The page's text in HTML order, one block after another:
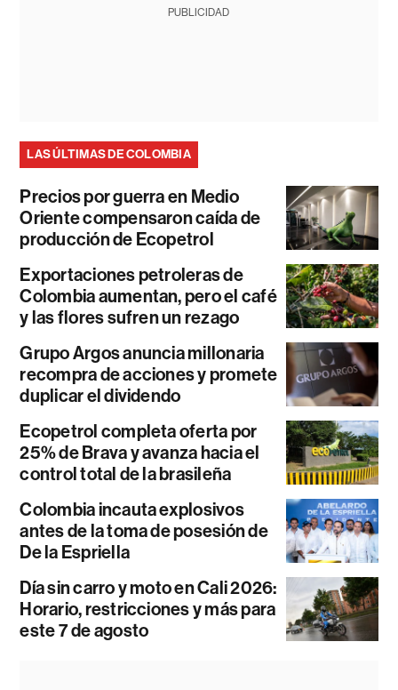
PUBLICIDAD
LAS ÚLTIMAS DE COLOMBIA
Precios por guerra en Medio
Oriente compensaron caída de
producción de Ecopetrol
Exportaciones petroleras de
Colombia aumentan, pero el café
y las flores sufren un rezago
Grupo Argos anuncia millonaria
recompra de acciones y promete
duplicar el dividendo
Ecopetrol completa oferta por
25% de Brava y avanza hacia el
control total de la brasileña
Colombia incauta explosivos
antes de la toma de posesión de
De la Espriella
Día sin carro y moto en Cali 2026:
Horario, restricciones y más para
este 7 de agosto